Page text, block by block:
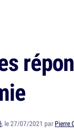
, le 27/07/2021 par Pierre